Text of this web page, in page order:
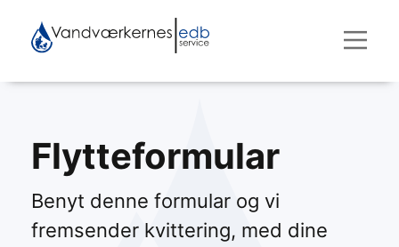
Flytteformular
Benyt denne formular og vi
fremsender kvittering, med dine